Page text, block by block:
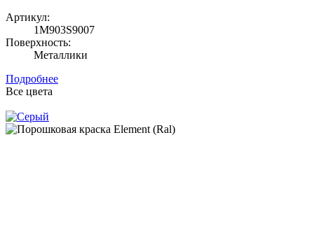
Артикул:
1M903S9007
Поверхность:
Металлики
Подробнее
Все цвета